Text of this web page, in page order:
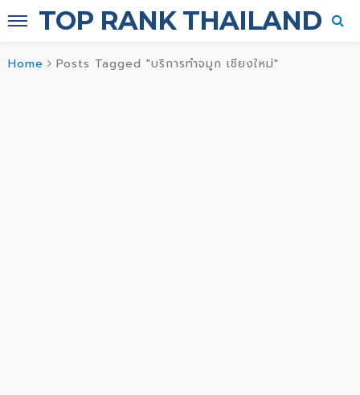
TOP RANK THAILAND
Home Posts Tagged "บริการทำจมูก เชียงใหม่"